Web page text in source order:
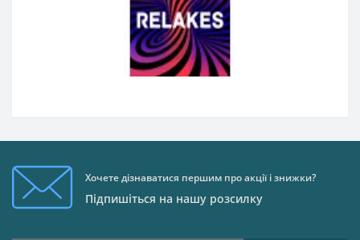
Хочете дізнаватися першим про акції і знижки?
Підпишіться на нашу розсилку